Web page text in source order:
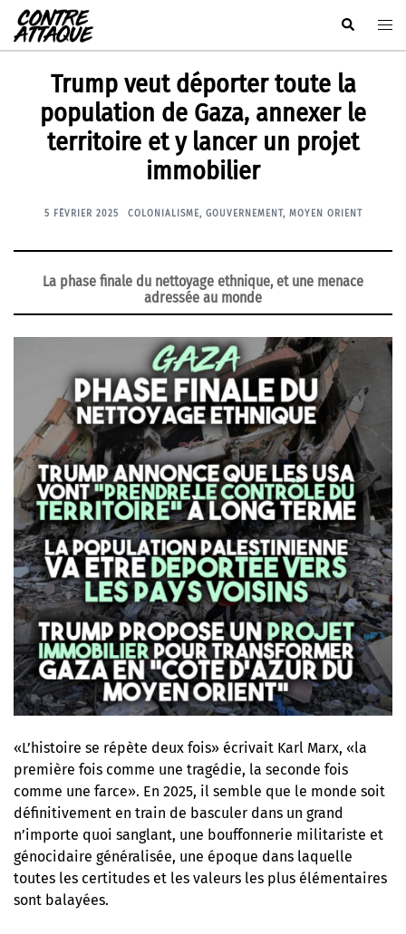
Aller
au
contenu
Rechercher
Trump veut déporter toute la
population de Gaza, annexer le
territoire et y lancer un projet
immobilier
5 FÉVRIER 2025 COLONIALISME, GOUVERNEMENT, MOYEN ORIENT
La phase finale du nettoyage ethnique, et une menace
adressée au monde
«L’histoire se répète deux fois» écrivait Karl Marx, «la
première fois comme une tragédie, la seconde fois
comme une farce». En 2025, il semble que le monde soit
définitivement en train de basculer dans un grand
n’importe quoi sanglant, une bouffonnerie militariste et
génocidaire généralisée, une époque dans laquelle
toutes les certitudes et les valeurs les plus élémentaires
sont balayées.